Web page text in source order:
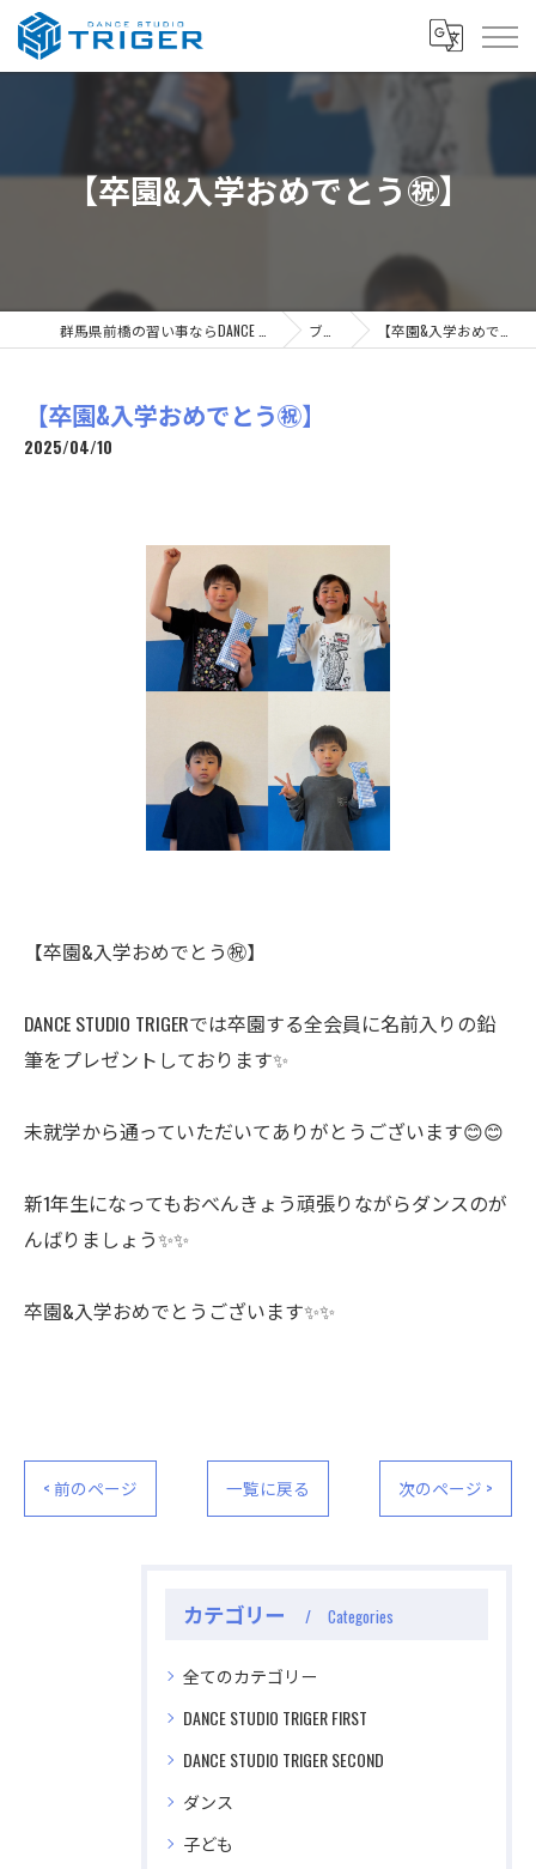
【卒園&入学おめでとう㊗️】
ブログ 【卒園&入学おめでとう㊗️】
【卒園&入学おめでとう㊗️】
2025/04/10
【卒園&入学おめでとう㊗️】
DANCE STUDIO TRIGERでは卒園する全会員に名前入りの鉛
筆をプレゼントしております✨
未就学から通っていただいてありがとうございます😊😊
新1年生になってもおべんきょう頑張りながらダンスのが
んばりましょう✨✨
卒園&入学おめでとうございます✨✨
< 前のページ 一覧に戻る 次のページ >
カテゴリー Categories
全てのカテゴリー
DANCE STUDIO TRIGER FIRST
DANCE STUDIO TRIGER SECOND
ダンス
子ども